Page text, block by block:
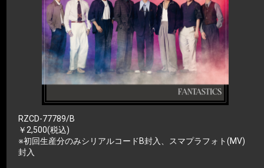
RZCD-77789/B
￥2,500(税込)
※初回生産分のみシリアルコードB封入、スマプラフォト(MV)
封入